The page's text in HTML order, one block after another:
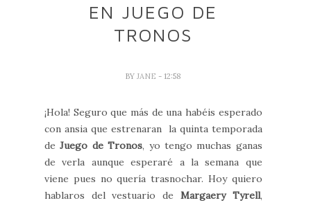
EN JUEGO DE
TRONOS
BYJANE - 12:58
¡Hola! Seguro que más de una habéis esperado
con ansia que estrenaran la quinta temporada
deJuego de Tronos, yo tengo muchas ganas
de verla aunque esperaré a la semana que
viene pues no quería trasnochar. Hoy quiero
hablaros del vestuario de Margaery Tyrell,